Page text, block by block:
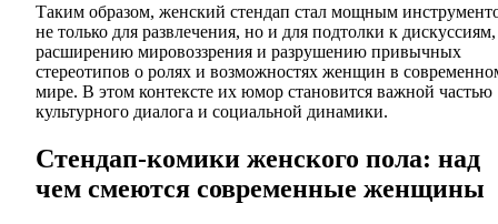
Таким образом, женский стендап стал мощным
не только для развлечения, но и для подтолки к дискуссиям,
расширению мировоззрения и разрушению привычных
стереотипов о ролях и возможностях женщин в
мире. В этом контексте их юмор становится важной частью
культурного диалога и социальной динамики.
Стендап-комики женского пола: над
чем смеются современные женщины